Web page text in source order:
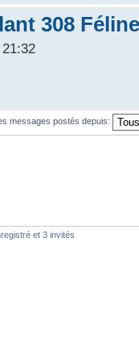
308
messages postés depuis:
et 3 invités